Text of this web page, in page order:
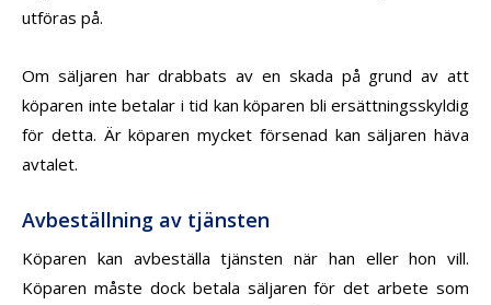
utföras på.
Om säljaren har drabbats av en skada på grund av att
köparen inte betalar i tid kan köparen bli ersättningsskyldig
för detta. Är köparen mycket försenad kan säljaren häva
avtalet.
Avbeställning av tjänsten
Köparen kan avbeställa tjänsten när han eller hon vill.
Köparen måste dock betala säljaren för det arbete som